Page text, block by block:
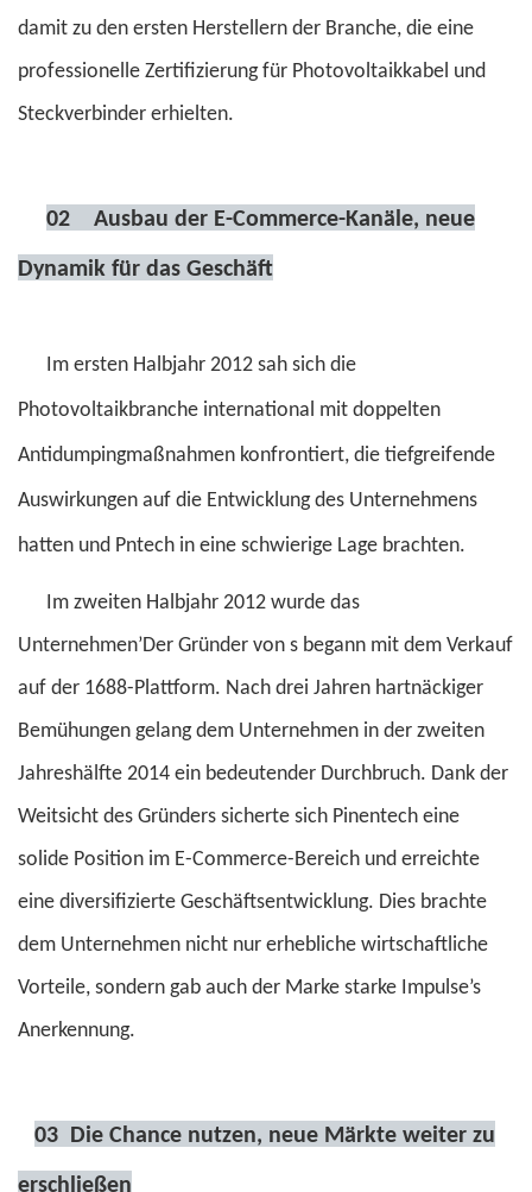
damit zu den ersten Herstellern der Branche, die eine
professionelle Zertifizierung für Photovoltaikkabel und
Steckverbinder erhielten.
02 Ausbau der E-Commerce-Kanäle, neue
Dynamik für das Geschäft
Im ersten Halbjahr 2012 sah sich die
Photovoltaikbranche international mit doppelten
Antidumpingmaßnahmen konfrontiert, die tiefgreifende
Auswirkungen auf die Entwicklung des Unternehmens
hatten und Pntech in eine schwierige Lage brachten.
Im zweiten Halbjahr 2012 wurde das
Unternehmen’Der Gründer von s begann mit dem Verkauf
auf der 1688-Plattform. Nach drei Jahren hartnäckiger
Bemühungen gelang dem Unternehmen in der zweiten
Jahreshälfte 2014 ein bedeutender Durchbruch. Dank der
Weitsicht des Gründers sicherte sich Pinentech eine
solide Position im E-Commerce-Bereich und erreichte
eine diversifizierte Geschäftsentwicklung. Dies brachte
dem Unternehmen nicht nur erhebliche wirtschaftliche
Vorteile, sondern gab auch der Marke starke Impulse’s
Anerkennung.
03 Die Chance nutzen, neue Märkte weiter zu
erschließen